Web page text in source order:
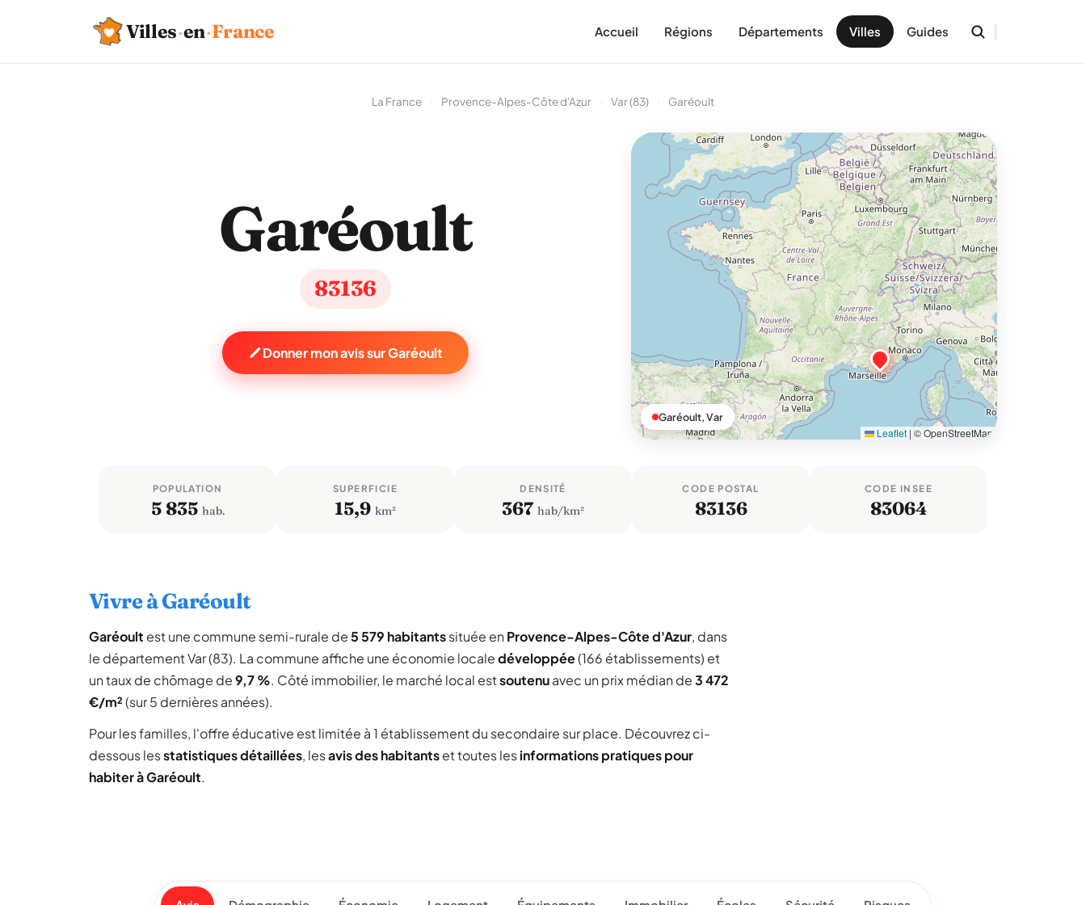
Villes·en·France Accueil Régions Départements Villes Guides
La France Provence-Alpes-Côte d'Azur Var (83) Garéoult
Garéoult
83136
Donner mon avis sur Garéoult
Leaflet | © OpenStreetMap
Garéoult, Var
POPULATION
5 835 hab.
SUPERFICIE
15,9 km²
DENSITÉ
367 hab/km²
CODE POSTAL
83136
CODE INSEE
83064
Vivre à Garéoult
Garéoult est une commune semi-rurale de5 579 habitantssituée en Provence-Alpes-Côte d'Azur, dans
le département Var (83). La commune affiche une économie localedéveloppée(166 établissements) et
un taux de chômage de9,7 %. Côté immobilier, le marché local estsoutenuavec un prix médian de3 472
€/m²(sur 5 dernières années).
Pour les familles, l'offre éducative est limitée à 1 établissement du secondaire sur place. Découvrez ci-
dessous lesstatistiques détaillées, lesavis des habitantset toutes lesinformations pratiques pour
habiter à Garéoult.